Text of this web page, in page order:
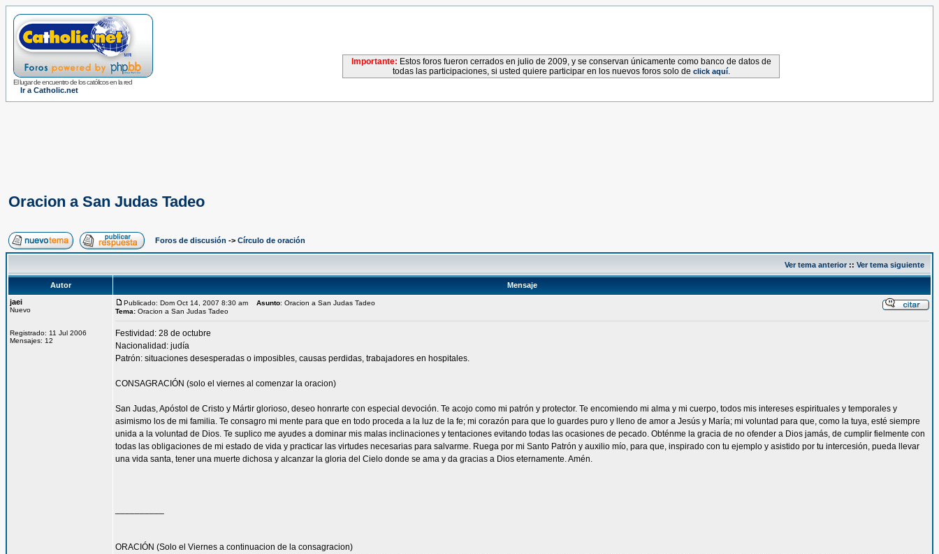
El lugar de encuentro de los católicos en la red
Ir a Catholic.net
Importante: Estos foros fueron cerrados en julio de 2009, y se conservan únicamente como banco de datos de
todas las participaciones, si usted quiere participar en los nuevos foros solo de click aquí.
Oracion a San Judas Tadeo
Foros de discusión -> Círculo de oración
Ver tema anterior:: Ver tema siguiente
Autor
Mensaje
jaei
Nuevo
Registrado: 11 Jul 2006
Mensajes: 12
Publicado: Dom Oct 14, 2007 8:30 am Asunto: Oracion a San Judas Tadeo
Tema: Oracion a San Judas Tadeo
Festividad: 28 de octubre
Nacionalidad: judía
Patrón: situaciones desesperadas o imposibles, causas perdidas, trabajadores en hospitales.
CONSAGRACIÓN (solo el viernes al comenzar la oracion)
San Judas, Apóstol de Cristo y Mártir glorioso, deseo honrarte con especial devoción. Te acojo como mi patrón y protector. Te encomiendo mi alma y mi cuerpo, todos mis intereses espirituales y temporales y
asimismo los de mi familia. Te consagro mi mente para que en todo proceda a la luz de la fe; mi corazón para que lo guardes puro y lleno de amor a Jesús y María; mi voluntad para que, como la tuya, esté siempre
unida a la voluntad de Dios. Te suplico me ayudes a dominar mis malas inclinaciones y tentaciones evitando todas las ocasiones de pecado. Obténme la gracia de no ofender a Dios jamás, de cumplir fielmente con
todas las obligaciones de mi estado de vida y practicar las virtudes necesarias para salvarme. Ruega por mi Santo Patrón y auxilio mío, para que, inspirado con tu ejemplo y asistido por tu intercesión, pueda llevar
una vida santa, tener una muerte dichosa y alcanzar la gloria del Cielo donde se ama y da gracias a Dios eternamente. Amén.
ORACIÓN (Solo el Viernes a continuacion de la consagracion)